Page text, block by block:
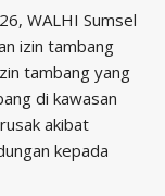
WALHI Sumsel
izin tambang
tambang yang
di kawasan
akibat
kepada